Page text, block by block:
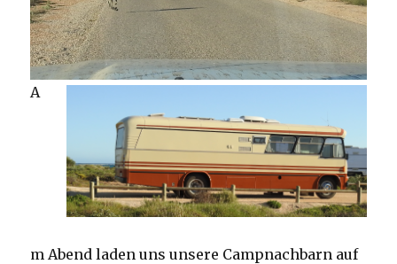
A
m Abend laden uns unsere Campnachbarn auf